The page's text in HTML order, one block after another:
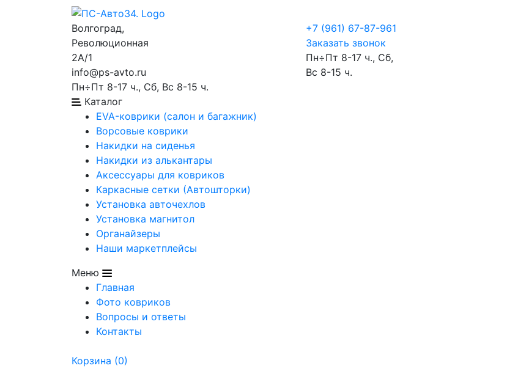
Волгоград,
Революционная
2А/1
info@ps-avto.ru
+7 (961) 67-87-961
Заказать звонок
Пн÷Пт 8-17 ч., Сб,
Вс 8-15 ч.
Пн÷Пт 8-17 ч., Сб, Вс 8-15 ч.
Каталог
EVA-коврики (салон и багажник)
Ворсовые коврики
Накидки на сиденья
Накидки из алькантары
Аксессуары для ковриков
Каркасные сетки (Автошторки)
Установка авточехлов
Установка магнитол
Органайзеры
Наши маркетплейсы
Меню
Главная
Фото ковриков
Вопросы и ответы
Контакты
Корзина (0)